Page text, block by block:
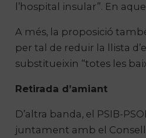
l’hospital insular”. En
A més, la proposició
per tal de reduir la llista
substitueixin “totes les
Retirada d’amiant
D’altra banda, el PSIB-
juntament amb el